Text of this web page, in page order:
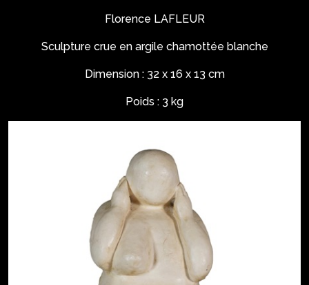
Florence LAFLEUR
Sculpture crue en argile chamottée blanche
Dimension : 32 x 16 x 13 cm
Poids : 3 kg